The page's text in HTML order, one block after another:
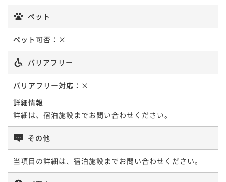
ペット
ペット可否： ×
バリアフリー
バリアフリー対応： ×
詳細情報
詳細は、宿泊施設までお問い合わせください。
その他
当項目の詳細は、宿泊施設までお問い合わせください。